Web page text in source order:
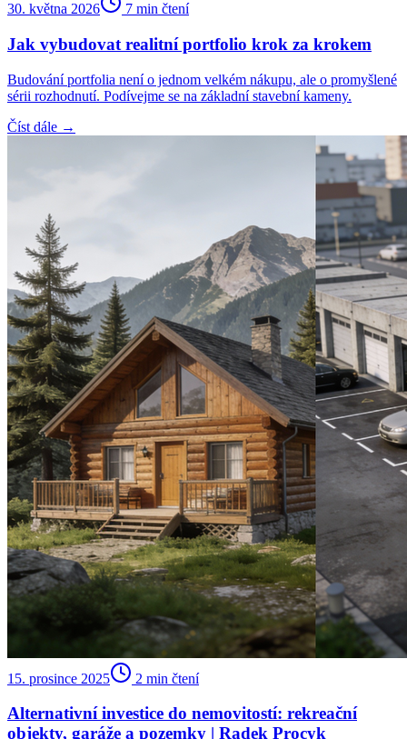
30. května 2026 7 min čtení
Jak vybudovat realitní portfolio krok za krokem
Budování portfolia není o jednom velkém nákupu, ale o promyšlené
sérii rozhodnutí. Podívejme se na základní stavební kameny.
Číst dále →
15. prosince 2025 2 min čtení
Alternativní investice do nemovitostí: rekreační
objekty, garáže a pozemky | Radek Procyk